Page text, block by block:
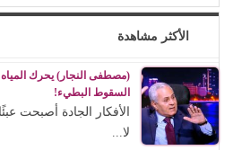
الأكثر مشاهدة
(مصطفى النجار) يحرك المياه
السقوط البطيء!
الأفكار الجادة أصبحت
لا...